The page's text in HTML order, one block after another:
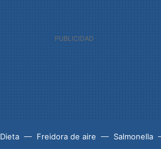
Dieta Freidora de aire Salmonella